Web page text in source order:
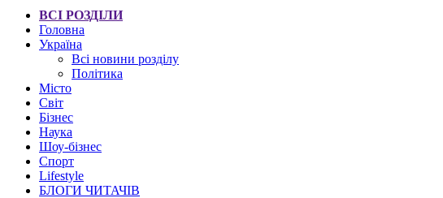
ВСІ РОЗДІЛИ
Головна
Україна
Всі новини розділу
Політика
Місто
Світ
Бізнес
Наука
Шоу-бізнес
Спорт
Lifestyle
БЛОГИ ЧИТАЧІВ